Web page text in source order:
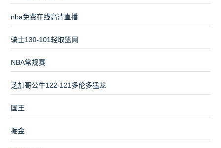
nba免费在线高清直播
骑士130-101轻取篮网
NBA常规赛
芝加哥公牛122-121多伦多猛龙
国王
掘金